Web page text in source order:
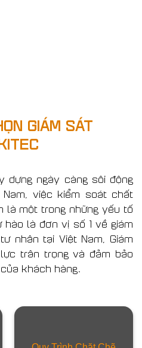
GIÁM SÁT
dựng ngày càng sôi động
việc kiểm soát chất
là một trong những yếu tố
hào là đơn vị số 1 về giám
nhân tại Việt Nam, Giám
trân trọng và đảm bảo
khách hàng.